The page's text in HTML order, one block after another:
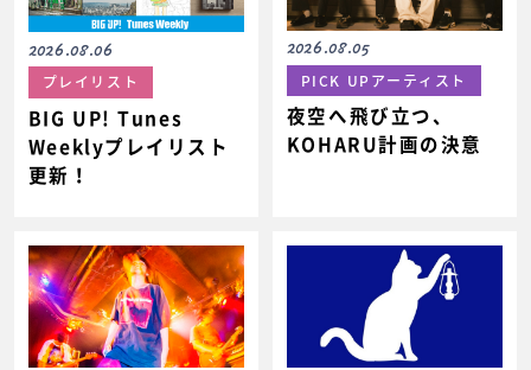
2026.08.06
プレイリスト
BIG UP! Tunes
Weeklyプレイリスト
更新！
2026.08.05
PICK UPアーティスト
夜空へ飛び立つ、
KOHARU計画の決意